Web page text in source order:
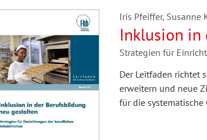
Iris Pfeiffer, Susanne
Inklusion in
Strategien für
Der Leitfaden richtet
erweitern und neue
für die